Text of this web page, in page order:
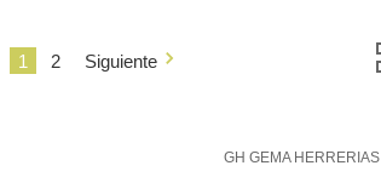
1 2 Siguiente
GH GEMA HERRERIAS